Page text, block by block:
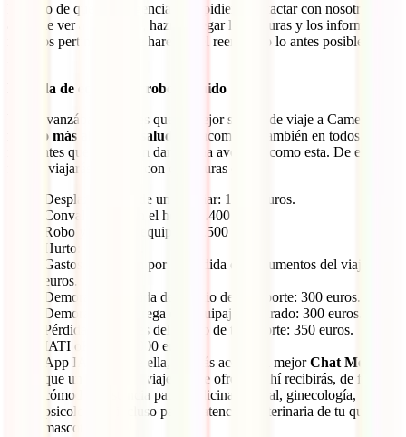
En caso de que una urgencia te impidiera contactar con nosotros
antes de ver a un doctor, haznos llegar las facturas y los informes
médicos pertinentes y te haremos el reembolso lo antes posible.
Pérdida de equipaje y robo incluido
Ya te avanzábamos antes que el mejor seguro de viaje a Camerún
mucho más allá de tu salud
y te acompaña también en todos esos
incidentes que se pueden dar en una aventura como esta. De esta
forma, viajarás también con coberturas como:
Desplazamiento de un familiar: 1.400 euros.
Convalecencia en el hotel: 1.400 euros.
Robo y daños al equipaje: 2.500 euros.
Hurto: 100 euros.
Gastos de gestión por la pérdida de documentos del viaje: 200
euros.
Demora en la salida del medio de transporte: 300 euros.
Demora en la entrega del equipaje facturado: 300 euros.
Pérdida de enlaces del medio de transporte: 350 euros.
IATI oKupas: 3.000 euros.
App IATI: Desde ella, tendrás acceso al mejorChat Médico
que un seguro de viaje puede ofrecer. Ahí recibirás, de forma
cómoda, asistencia para medicina general, ginecología,
psicología o incluso para la atención veterinaria de tu querida
mascota.